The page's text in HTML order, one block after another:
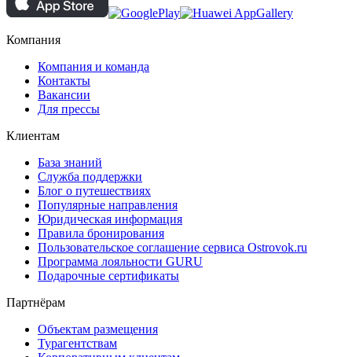
Компания
Компания и команда
Контакты
Вакансии
Для прессы
Клиентам
База знаний
Служба поддержки
Блог о путешествиях
Популярные направления
Юридическая информация
Правила бронирования
Пользовательское соглашение сервиса Ostrovok.ru
Программа лояльности GURU
Подарочные сертификаты
Партнёрам
Объектам размещения
Турагентствам